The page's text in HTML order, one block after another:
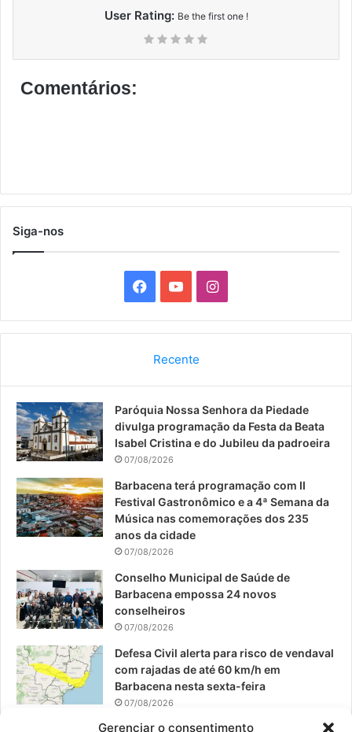
Gerenciar o consentimento
User Rating: Be the first one !
Comentários:
Siga-nos
a
b
o
k
o
u
b
I
n
a
g
a
Recente
Paróquia Nossa Senhora da Piedade
divulga programação da Festa da Beata
Isabel Cristina e do Jubileu da padroeira
07/08/2026
Barbacena terá programação com II
Festival Gastronômico e a 4ª Semana da
Música nas comemorações dos 235
anos da cidade
07/08/2026
Conselho Municipal de Saúde de
Barbacena empossa 24 novos
conselheiros
07/08/2026
Defesa Civil alerta para risco de vendaval
com rajadas de até 60 km/h em
Barbacena nesta sexta-feira
07/08/2026
EPCAR tem a melhor nota do IDEB no